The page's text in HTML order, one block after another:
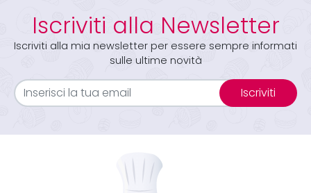
Iscriviti alla Newsletter
Iscriviti alla mia newsletter per essere sempre informati
sulle ultime novità
Iscriviti